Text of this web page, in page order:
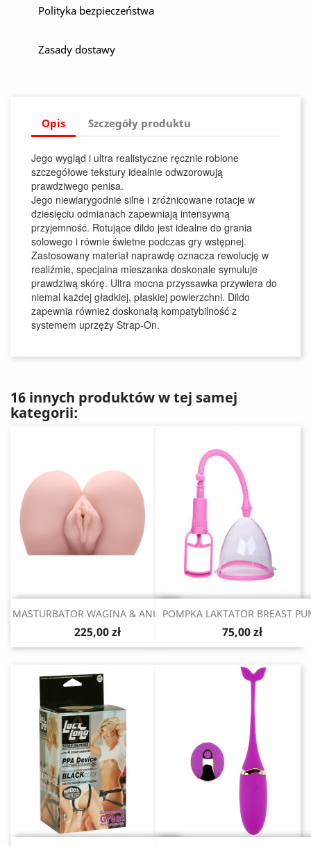
Polityka bezpieczeństwa
Zasady dostawy
Opis Szczegóły produktu
Jego wygląd i ultra realistyczne ręcznie robione
szczegółowe tekstury idealnie odwzorowują
prawdziwego penisa.
Jego niewiarygodnie silne i zróżnicowane rotacje w
dziesięciu odmianach zapewniają intensywną
przyjemność. Rotujące dildo jest idealne do grania
solowego i równie świetne podczas gry wstępnej.
Zastosowany materiał naprawdę oznacza rewolucję w
realiźmie, specjalna mieszanka doskonale symuluje
prawdziwą skórę. Ultra mocna przyssawka przywiera do
niemal każdej gładkiej, płaskiej powierzchni. Dildo
zapewnia również doskonałą kompatybilność z
systemem uprzęży Strap-On.
16 innych produktów w tej samej
kategorii:
Szybki podgląd
MASTURBATOR WAGINA & ANUS 6...
225,00 zł
Szybki podgląd
POMPKA LAKTATOR BREAST
75,00 zł